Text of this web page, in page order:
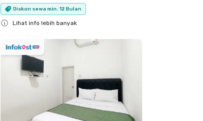
Diskon sewa min. 12 Bulan
Lihat info lebih banyak